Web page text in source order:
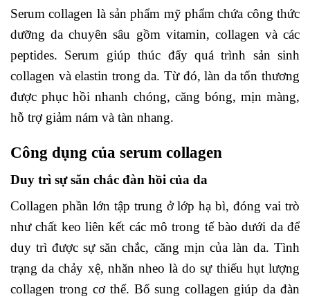
Serum collagen là sản phẩm mỹ phẩm chứa công thức
dưỡng da chuyên sâu gồm vitamin, collagen và các
peptides. Serum giúp thúc đẩy quá trình sản sinh
collagen và elastin trong da. Từ đó, làn da tổn thương
được phục hồi nhanh chóng, căng bóng, mịn màng,
hỗ trợ giảm nám và tàn nhang.
Công dụng của serum collagen
Duy trì sự săn chắc đàn hồi của da
Collagen phần lớn tập trung ở lớp hạ bì, đóng vai trò
như chất keo liên kết các mô trong tế bào dưới da để
duy trì được sự săn chắc, căng mịn của làn da. Tình
trạng da chảy xệ, nhăn nheo là do sự thiếu hụt lượng
collagen trong cơ thể. Bổ sung collagen giúp da đàn